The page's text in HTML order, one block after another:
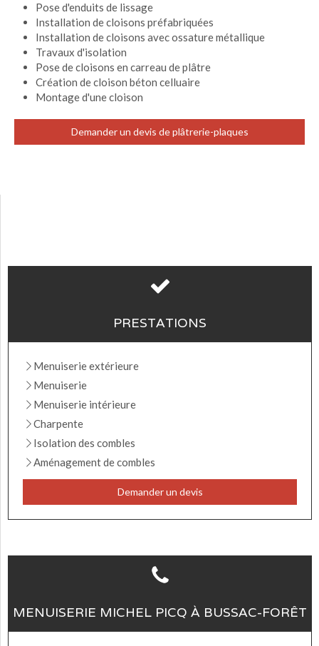
Pose d'enduits de lissage
Installation de cloisons préfabriquées
Installation de cloisons avec ossature métallique
Travaux d'isolation
Pose de cloisons en carreau de plâtre
Création de cloison béton celluaire
Montage d'une cloison
Demander un devis de plâtrerie-plaques
PRESTATIONS
Menuiserie extérieure
Menuiserie
Menuiserie intérieure
Charpente
Isolation des combles
Aménagement de combles
Demander un devis
MENUISERIE MICHEL PICQ À BUSSAC-FORÊT